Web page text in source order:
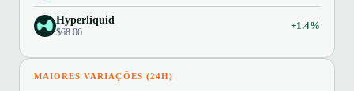
Hyperliquid
$68.06
+1.4%
MAIORES VARIAÇÕES (24H)